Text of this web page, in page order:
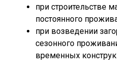
при строительстве
постоянного
при возведении
сезонного
временных